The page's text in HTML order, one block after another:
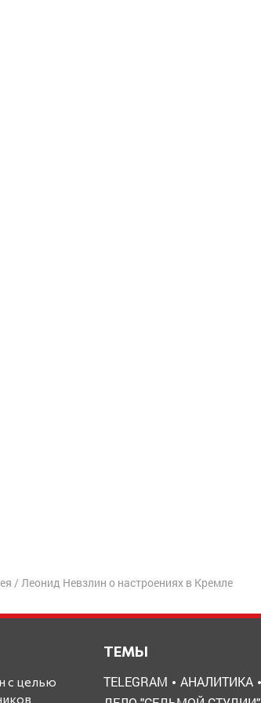
/ Леонид Невзлин о настроениях в Кремле
с целью
ТЕМЫ
TELEGRAM АНАЛИТИКА